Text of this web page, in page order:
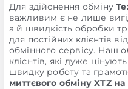
Для здійснення обміну
важливим є не лише
а й швидкість обробки
для постійних клієнтів
обмінного сервісу. Наш
клієнтів, які дуже
швидку роботу та
миттєвого обміну XTZ на